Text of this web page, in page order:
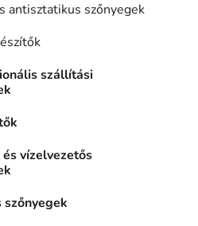
antisztatikus szőnyegek
szállítási
vízelvezetős
szőnyegek